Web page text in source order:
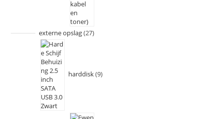
externe opslag 27
harddisk 9